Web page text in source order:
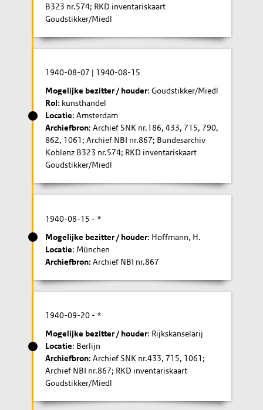
B323 nr.574; RKD inventariskaart
Goudstikker/Miedl
1940-08-07 | 1940-08-15
Mogelijke bezitter / houder: Goudstikker/Miedl
Rol: kunsthandel
Locatie: Amsterdam
Archiefbron: Archief SNK nr.186, 433, 715, 790,
862, 1061; Archief NBI nr.867; Bundesarchiv
Koblenz B323 nr.574; RKD inventariskaart
Goudstikker/Miedl
1940-08-15 - *
Mogelijke bezitter / houder: Hoffmann, H.
Locatie: München
Archiefbron: Archief NBI nr.867
1940-09-20 - *
Mogelijke bezitter / houder: Rijkskanselarij
Locatie: Berlijn
Archiefbron: Archief SNK nr.433, 715, 1061;
Archief NBI nr.867; RKD inventariskaart
Goudstikker/Miedl